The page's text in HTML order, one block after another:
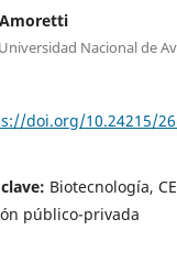
Nacional de
doi.org/10.24215/
Biotecnología,
público-privada